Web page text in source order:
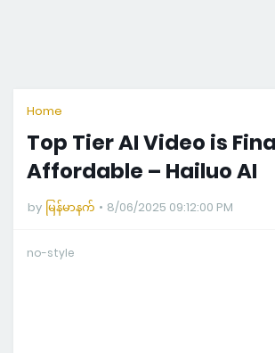
Home
Top Tier AI Video is
Affordable – Hailuo AI
by မြန်မာနက် 8/06/2025 09:12:00 PM
no-style